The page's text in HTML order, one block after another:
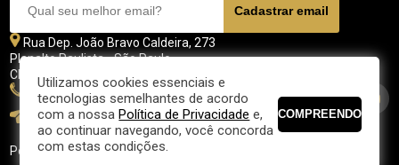
Rua Dep. João Bravo Caldeira, 273
Planalto Paulista - São Paulo
CEP 04071 - 045
11 5070-4700
fpgolfe@fpgolfe.com.br
Política de privacidade
Utilizamos cookies essenciais e
tecnologias semelhantes de acordo
com a nossaPolítica de Privacidade e,
ao continuar navegando, você concorda
com estas condições.